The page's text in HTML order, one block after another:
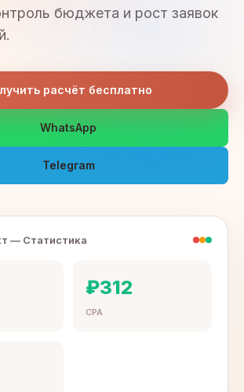
бюджета и рост заявок
расчёт бесплатно
WhatsApp
Telegram
— Статистика
₽312
CPA